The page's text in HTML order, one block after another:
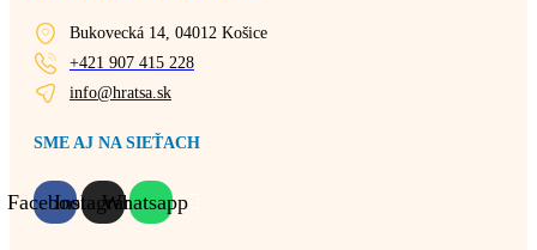
Bukovecká 14, 04012 Košice
+421 907 415 228
info@hratsa.sk
SME AJ NA SIEŤACH
FacebookInstagramWhatsapp